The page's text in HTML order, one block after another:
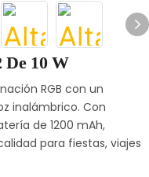
10 W
RGB con un
inalámbrico. Con
de 1200 mAh,
para fiestas, viajes